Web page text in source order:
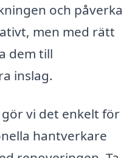
och påverka
men med rätt
dem till
inslag.
vi det enkelt för
hantverkare